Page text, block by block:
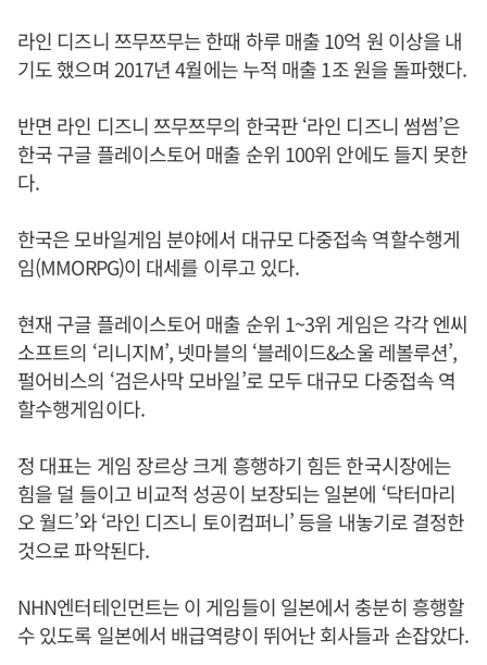
라인 디즈니 쯔무쯔무는 한때 하루 매출 10억 원 이상을 내
기도 했으며 2017년 4월에는 누적 매출 1조 원을 돌파했다.
반면 라인 디즈니 쯔무쯔무의 한국판 ‘라인 디즈니 썸썸’은
한국 구글 플레이스토어 매출 순위 100위 안에도 들지 못한
다.
한국은 모바일게임 분야에서 대규모 다중접속 역할수행게
임(MMORPG)이 대세를 이루고 있다.
현재 구글 플레이스토어 매출 순위 1~3위 게임은 각각 엔씨
소프트의 ‘리니지M’, 넷마블의 ‘블레이드&소울 레볼루션’,
펄어비스의 ‘검은사막 모바일’로 모두 대규모 다중접속 역
할수행게임이다.
정 대표는 게임 장르상 크게 흥행하기 힘든 한국시장에는
힘을 덜 들이고 비교적 성공이 보장되는 일본에 ‘닥터마리
오 월드’와 ‘라인 디즈니 토이컴퍼니’ 등을 내놓기로 결정한
것으로 파악된다.
NHN엔터테인먼트는 이 게임들이 일본에서 충분히 흥행할
수 있도록 일본에서 배급역량이 뛰어난 회사들과 손잡았다.